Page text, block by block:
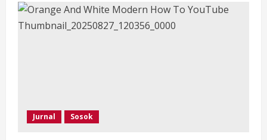
Febyan
Babaro,
Putra
Dayak
Jurnal Sosok